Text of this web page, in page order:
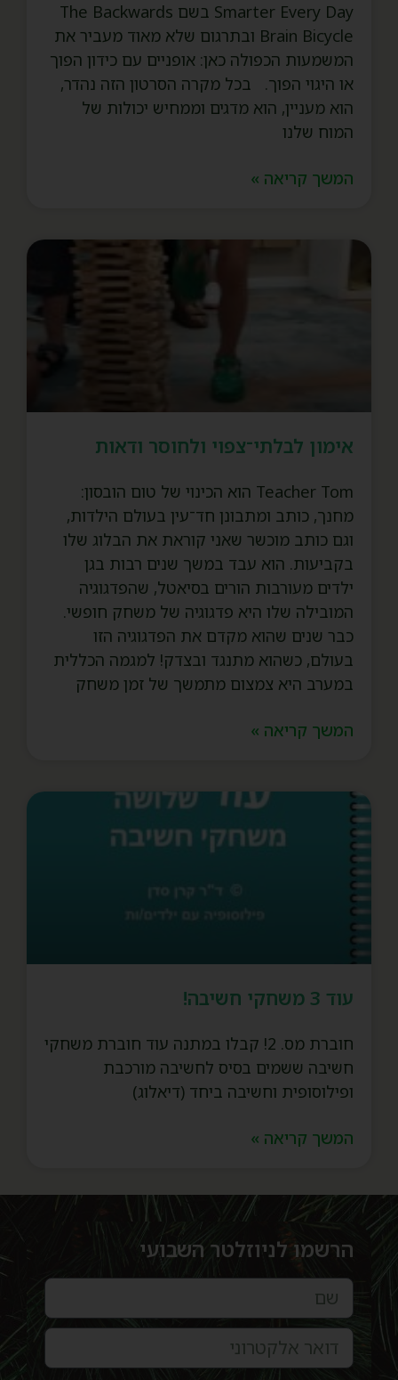
Smarter Every Day בשם The Backwards
Brain Bicycle ובתרגום שלא מאוד מעביר את
המשמעות הכפולה כאן: אופניים עם כידון הפוך
או היגוי הפוך. בכל מקרה הסרטון הזה נהדר,
הוא מעניין, הוא מדגים וממחיש יכולות של
המוח שלנו
המשך קריאה »
אימון לבלתי־צפוי ולחוסר ודאות
Teacher Tom הוא הכינוי של טום הובסון:
מחנך, כותב ומתבונן חד־עין בעולם הילדות,
וגם כותב מוכשר שאני קוראת את הבלוג שלו
בקביעות. הוא עבד במשך שנים רבות בגן
ילדים מעורבות הורים בסיאטל, שהפדגוגיה
המובילה שלו היא פדגוגיה של משחק חופשי.
כבר שנים שהוא מקדם את הפדגוגיה הזו
בעולם, כשהוא מתנגד ובצדק! למגמה הכללית
במערב היא צמצום מתמשך של זמן משחק
המשך קריאה »
עוד 3 משחקי חשיבה!
חוברת מס. 2! קבלו במתנה עוד חוברת משחקי
חשיבה ששמים בסיס לחשיבה מורכבת
ופילוסופית וחשיבה ביחד (דיאלוג)
המשך קריאה »
הרשמו לניוזלטר השבועי